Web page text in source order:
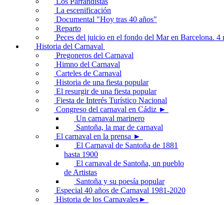
La escenificación
Documental "Hoy tras 40 años"
Reparto
Peces del juicio en el fondo del Mar en Barcelona. 4
Historia del Carnaval
Pregoneros del Carnaval
Himno del Carnaval
Carteles de Carnaval
Historia de una fiesta popular
El resurgir de una fiesta popular
Fiesta de Interés Turístico Nacional
Congreso del carnaval en Cádiz ►
Un carnaval marinero
Santoña, la mar de carnaval
El carnaval en la prensa ►
El Carnaval de Santoña de 1881
hasta 1900
El carnaval de Santoña, un pueblo
de Artistas
Santoña y su poesía popular
Especial 40 años de Carnaval 1981-2020
Historia de los Carnavales►